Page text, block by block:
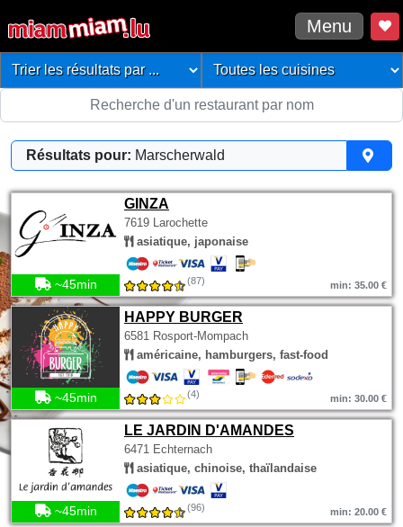
Menu
Résultats pour: Marscherwald
GINZA
7619 Larochette
asiatique, japonaise
~45min (87) min: 35.00 €
HAPPY BURGER
6581 Rosport-Mompach
américaine, hamburgers, fast-food
~45min (4) min: 30.00 €
LE JARDIN D'AMANDES
6471 Echternach
asiatique, chinoise, thaïlandaise
~45min (96) min: 20.00 €